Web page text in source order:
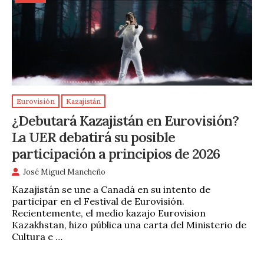
Eurovisión Kazajistán
¿Debutará Kazajistán en Eurovisión?
La UER debatirá su posible
participación a principios de 2026
José Miguel Mancheño
Kazajistán se une a Canadá en su intento de
participar en el Festival de Eurovisión.
Recientemente, el medio kazajo Eurovision
Kazakhstan, hizo pública una carta del Ministerio de
Cultura e …